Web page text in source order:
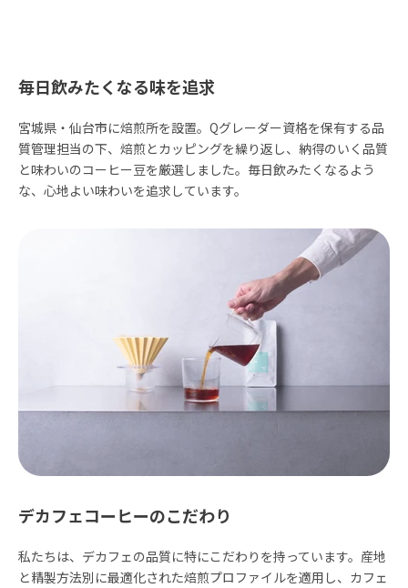
毎日飲みたくなる味を追求
宮城県・仙台市に焙煎所を設置。Qグレーダー資格を保有する品
質管理担当の下、焙煎とカッピングを繰り返し、納得のいく品質
と味わいのコーヒー豆を厳選しました。毎日飲みたくなるよう
な、心地よい味わいを追求しています。
デカフェコーヒーのこだわり
私たちは、デカフェの品質に特にこだわりを持っています。産地
と精製方法別に最適化された焙煎プロファイルを適用し、カフェ